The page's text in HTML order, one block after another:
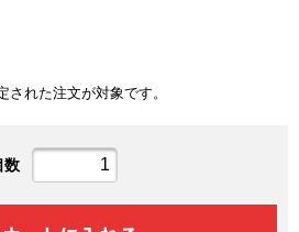
された注文が対象です。
数